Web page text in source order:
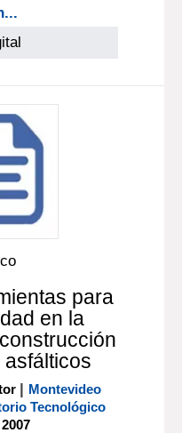
para
en la
| Montevideo
Tecnológico
2007